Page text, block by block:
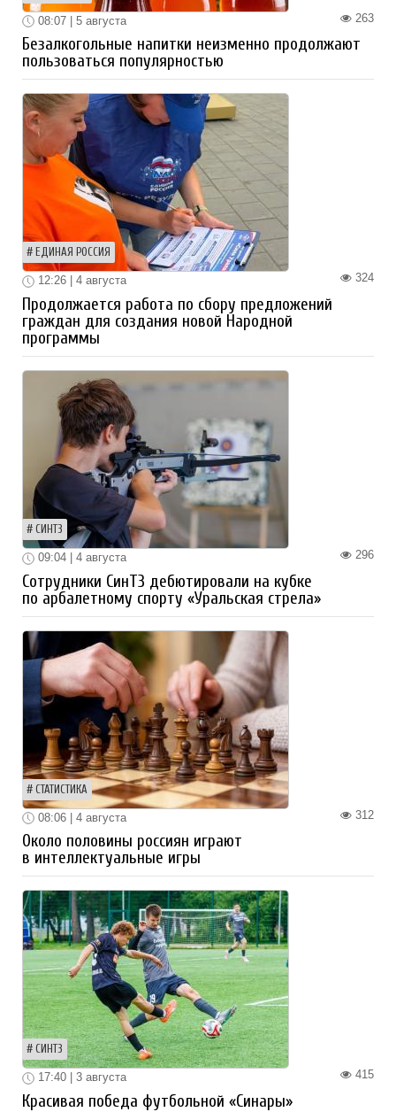
263
08:07 | 5 августа
Безалкогольные напитки неизменно продолжают
пользоваться популярностью
ЕДИНАЯ РОССИЯ
324
12:26 | 4 августа
Продолжается работа по сбору предложений
граждан для создания новой Народной
программы
СИНТЗ
296
09:04 | 4 августа
Сотрудники СинТЗ дебютировали на кубке
по арбалетному спорту «Уральская стрела»
СТАТИСТИКА
312
08:06 | 4 августа
Около половины россиян играют
в интеллектуальные игры
СИНТЗ
415
17:40 | 3 августа
Красивая победа футбольной «Синары»